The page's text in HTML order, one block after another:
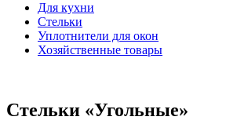
Для кухни
Стельки
Уплотнители для окон
Хозяйственные товары
Стельки «Угольные»